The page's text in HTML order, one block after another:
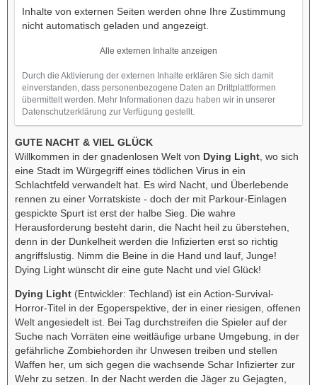
Inhalte von externen Seiten werden ohne Ihre Zustimmung
nicht automatisch geladen und angezeigt.
Alle externen Inhalte anzeigen
Durch die Aktivierung der externen Inhalte erklären Sie sich damit
einverstanden, dass personenbezogene Daten an Drittplattformen
übermittelt werden. Mehr Informationen dazu haben wir in unserer
Datenschutzerklärung zur Verfügung gestellt.
GUTE NACHT & VIEL GLÜCK
Willkommen in der gnadenlosen Welt von Dying Light , wo sich
eine Stadt im Würgegriff eines tödlichen Virus in ein
Schlachtfeld verwandelt hat. Es wird Nacht, und Überlebende
rennen zu einer Vorratskiste - doch der mit Parkour-Einlagen
gespickte Spurt ist erst der halbe Sieg. Die wahre
Herausforderung besteht darin, die Nacht heil zu überstehen,
denn in der Dunkelheit werden die Infizierten erst so richtig
angriffslustig. Nimm die Beine in die Hand und lauf, Junge!
Dying Light wünscht dir eine gute Nacht und viel Glück!
Dying Light (Entwickler: Techland) ist ein Action-Survival-
Horror-Titel in der Egoperspektive, der in einer riesigen, offenen
Welt angesiedelt ist. Bei Tag durchstreifen die Spieler auf der
Suche nach Vorräten eine weitläufige urbane Umgebung, in der
gefährliche Zombiehorden ihr Unwesen treiben und stellen
Waffen her, um sich gegen die wachsende Schar Infizierter zur
Wehr zu setzen. In der Nacht werden die Jäger zu Gejagten,